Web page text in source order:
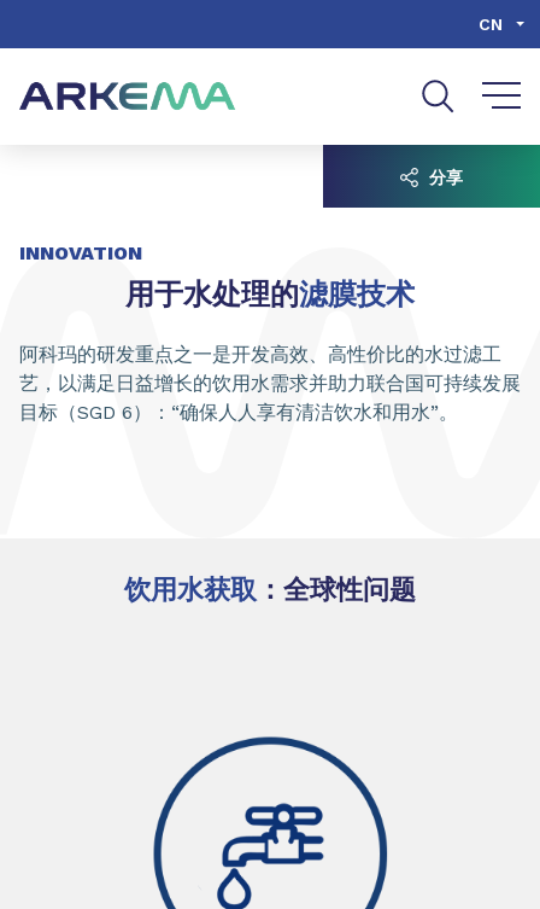
CN
INNOVATION
用于水处理的滤膜技术
阿科玛的研发重点之一是开发高效、高性价比的水过滤工
艺，以满足日益增长的饮用水需求并助力联合国可持续发展
目标（SGD 6）：“确保人人享有清洁饮水和用水”。
分享
饮用水获取 ：全球性问题